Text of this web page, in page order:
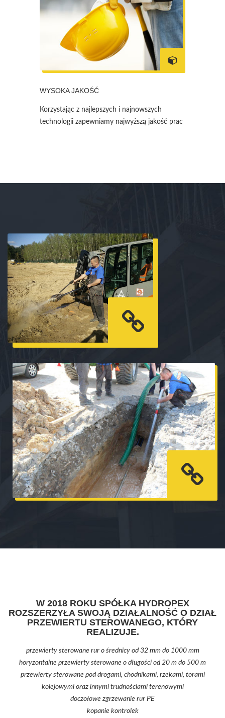
WYSOKA JAKOŚĆ
Korzystając z najlepszych i najnowszych
technologii zapewniamy najwyższą jakość prac
W 2018 ROKU SPÓŁKA HYDROPEX
ROZSZERZYŁA SWOJĄ DZIAŁALNOŚĆ O DZIAŁ
PRZEWIERTU STEROWANEGO, KTÓRY
REALIZUJE.
przewierty sterowane rur o średnicy od 32 mm do 1000 mm
horyzontalne przewierty sterowane o długości od 20 m do 500 m
przewierty sterowane pod drogami, chodnikami, rzekami, torami
kolejowymi oraz innymi trudnościami terenowymi
doczołowe zgrzewanie rur PE
kopanie kontrolek